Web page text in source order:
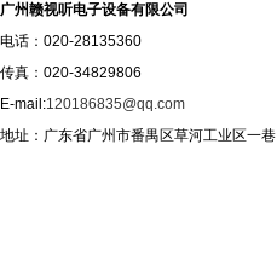
广州赣视听电子设备有限公司
电话：020-28135360
传真：020-34829806
E-mail:120186835@qq.com
地址：广东省广州市番禺区草河工业区一巷